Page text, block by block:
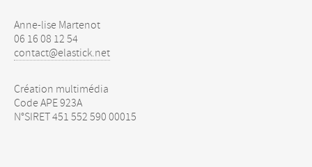
Anne-lise Martenot
06 16 08 12 54
contact@elastick.net
Création multimédia
Code APE923A
N°SIRET451 552 590 00015